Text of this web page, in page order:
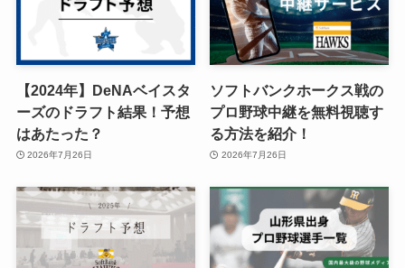
【2024年】DeNAベイスタ
ーズのドラフト結果！予想
はあたった？
2026年7月26日
ソフトバンクホークス戦の
プロ野球中継を無料視聴す
る方法を紹介！
2026年7月26日